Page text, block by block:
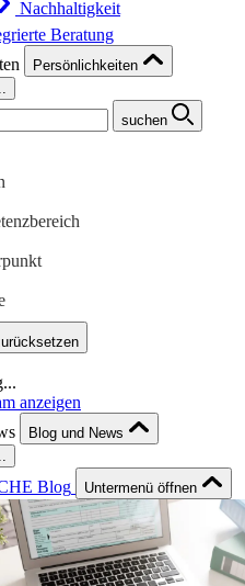
Nachhaltigkeit
Beratung
Persönlichkeiten
suchen
anzeigen
Blog und News
Blog Untermenü öffnen